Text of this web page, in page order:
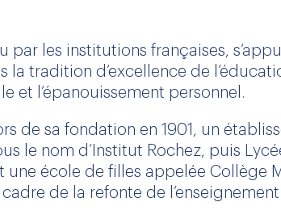
par les institutions françaises,
tradition d’excellence de
et l’épanouissement personnel.
de sa fondation en 1901, un
le nom d’Institut Rochez, puis
école de filles appelée Collège
de la refonte de